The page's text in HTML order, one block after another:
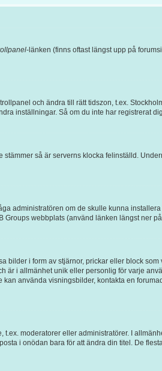
-länken (finns oftast längst upp på
och ändra till rätt tidszon, t.ex.
inställningar. Så om du inte har registrerat
så är serverns klocka felinställd.
administratören om de skulle kunna
Groups webbplats (använd länken längst ner
bilder i form av stjärnor, prickar eller block som
är i allmänhet unik eller personlig för varje
använda visningsbilder, kontakta en
moderatorer eller administratörer. I
i onödan bara för att ändra din titel. De